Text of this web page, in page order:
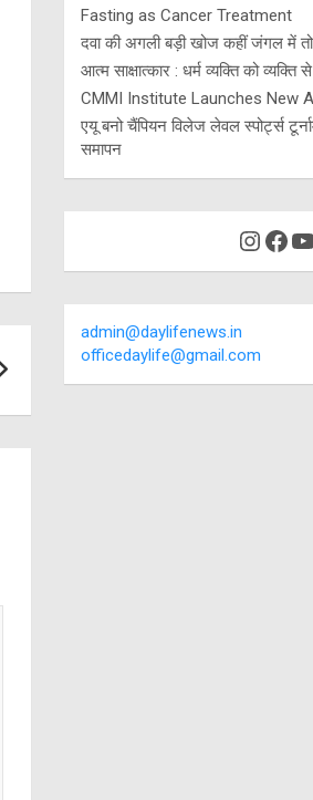
Fasting as Cancer Treatment
दवा की अगली बड़ी खोज कहीं जंगल में तो
आत्म साक्षात्कार : धर्म व्यक्ति को व्यक्ति
CMMI Institute Launches New
एयू बनो चैंपियन विलेज लेवल स्पोर्ट्स
समापन
admin@daylifenews.in
officedaylife@gmail.com